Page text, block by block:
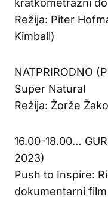
Režija: Piter
Kimball)
NATPRIRODNO
Super Natural
Režija: Žorže
16.00-18.00…
2023)
Push to Inspire:
dokumentarni film